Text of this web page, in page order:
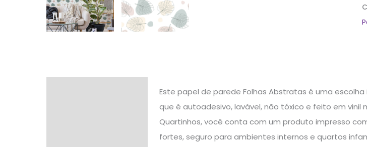
Este papel de parede Folhas Abstratas é uma
que é autoadesivo, lavável, não tóxico e feito em vinil
Quartinhos, você conta com um produto impresso
fortes, seguro para ambientes internos e quartos